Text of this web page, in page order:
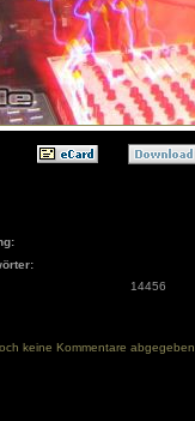
14456
keine Kommentare abgegeben.